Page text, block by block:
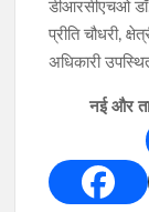
डीआरसीएचओ
प्रीति चौधरी,
अधिकारी
नई और